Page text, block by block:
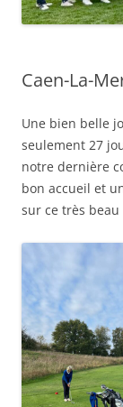
Caen-La-
Une bien belle
seulement 27
notre dernière
bon accueil et
sur ce très